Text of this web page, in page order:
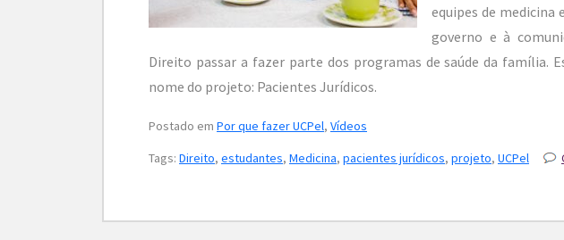
equipes de
governo e à
Direito passar a fazer parte dos programas de saúde da família.
nome do projeto: Pacientes Jurídicos.
Postado em Por que fazer UCPel, Vídeos
Tags: Direito, estudantes, Medicina, pacientes jurídicos, projeto, UCPel